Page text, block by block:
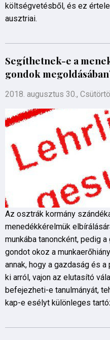
költségvetésből, és ez
ausztriai.
Segíthetnek-e a
gondok
2018. augusztus 30.,
Az osztrák kormány
menedékkérelmük
munkába tanoncként, pedig
gondot okoz a
annak, hogy a gazdaság és
ki arról, vajon az elutasító
befejezheti-e tanulmányát,
kap-e esélyt különleges